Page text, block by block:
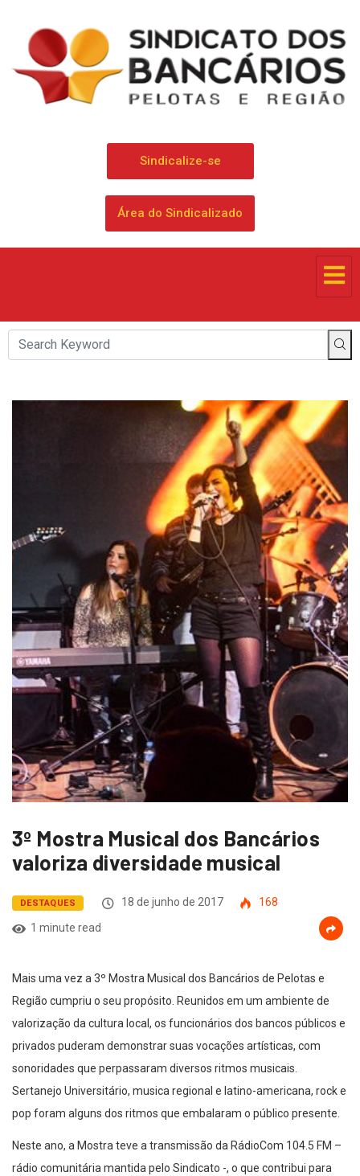
Sindicalize-se
Área do Sindicalizado
3º Mostra Musical dos Bancários
valoriza diversidade musical
DESTAQUES 18 de junho de 2017
168
1 minute read
Mais uma vez a 3º Mostra Musical dos Bancários de Pelotas e
Região cumpriu o seu propósito. Reunidos em um ambiente de
valorização da cultura local, os funcionários dos bancos públicos e
privados puderam demonstrar suas vocações artísticas, com
sonoridades que perpassaram diversos ritmos musicais.
Sertanejo Universitário, musica regional e latino-americana, rock e
pop foram alguns dos ritmos que embalaram o público presente.
Neste ano, a Mostra teve a transmissão da RádioCom 104.5 FM –
rádio comunitária mantida pelo Sindicato -, o que contribui para